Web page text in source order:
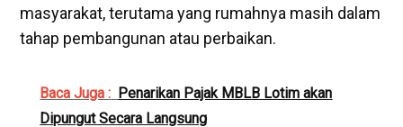
masyarakat, terutama yang rumahnya masih dalam
tahap pembangunan atau perbaikan.
Baca Juga : Penarikan Pajak MBLB Lotim akan
Dipungut Secara Langsung